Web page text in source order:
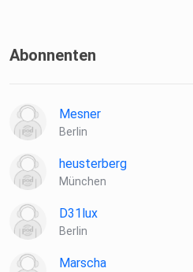
Abonnenten
Mesner
Berlin
heusterberg
München
D31lux
Berlin
Marscha